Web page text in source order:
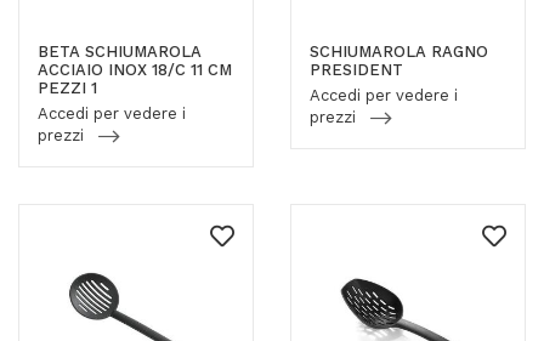
BETA SCHIUMAROLA
ACCIAIO INOX 18/C 11 CM
PEZZI 1
Accedi per vedere i
prezzi
SCHIUMAROLA RAGNO
PRESIDENT
Accedi per vedere i
prezzi